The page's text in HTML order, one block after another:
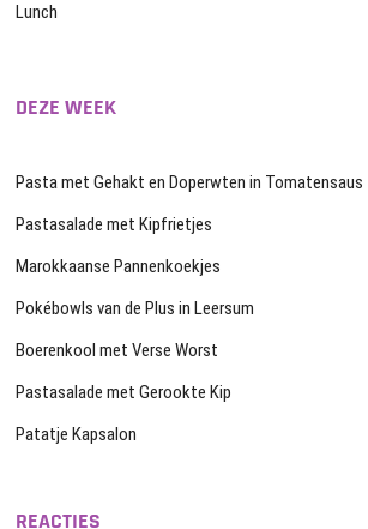
Lunch
DEZE WEEK
Pasta met Gehakt en Doperwten in Tomatensaus
Pastasalade met Kipfrietjes
Marokkaanse Pannenkoekjes
Pokébowls van de Plus in Leersum
Boerenkool met Verse Worst
Pastasalade met Gerookte Kip
Patatje Kapsalon
REACTIES